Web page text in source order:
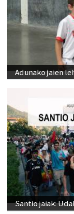
Adunako jaien
Santio jaiak: